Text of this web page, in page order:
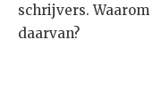
schrijvers.
daarvan?